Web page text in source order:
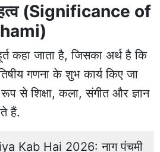
(Significance of
कहा जाता है, जिसका अर्थ है कि
गणना के शुभ कार्य किए जा
से शिक्षा, कला, संगीत और ज्ञान
हैं.
Kab Hai 2026: नाग पंचमी